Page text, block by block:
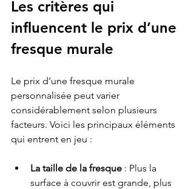
Les critères qui
influencent le prix d’une
fresque murale
Le prix d’une fresque murale
personnalisée peut varier
considérablement selon plusieurs
facteurs. Voici les principaux éléments
qui entrent en jeu :
La taille de la fresque : Plus la
surface à couvrir est grande, plus